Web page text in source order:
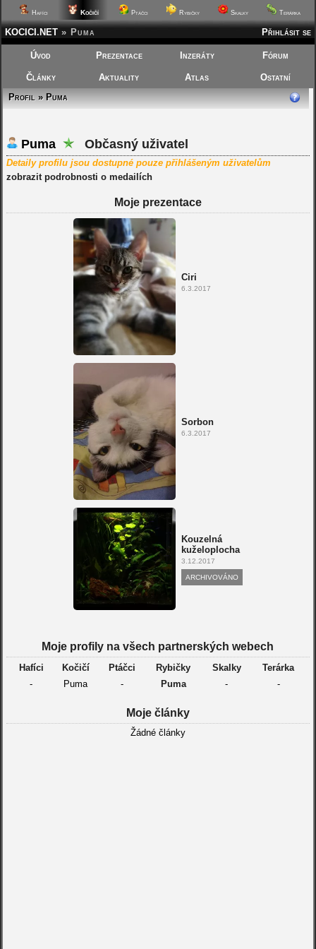
Hafíci Kočičí Ptáčci Rybičky Skalky Terárka
Přihlásit se
KOCICI.NET » Puma
Úvod Prezentace Inzeráty Fórum
Články Aktuality Atlas
Ostatní
Profil » Puma
Puma Občasný uživatel
Detaily profilu jsou dostupné pouze přihlášeným uživatelům
zobrazit podrobnosti o medailích
Moje prezentace
Ciri
6.3.2017
Sorbon
6.3.2017
Kouzelná
kuželoplocha
3.12.2017
ARCHIVOVÁNO
Moje profily na všech partnerských webech
Hafíci Kočičí Ptáčci Rybičky Skalky
Terárka
-
Puma - Puma - -
Moje články
Žádné články